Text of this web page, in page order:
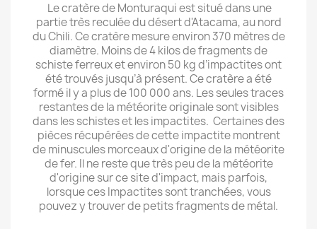
Le cratère de Monturaqui est situé dans une
partie très reculée du désert d'Atacama, au nord
du Chili. Ce cratère mesure environ 370 mètres de
diamètre. Moins de 4 kilos de fragments de
schiste ferreux et environ 50 kg d’impactites ont
été trouvés jusqu’à présent. Ce cratère a été
formé il y a plus de 100 000 ans. Les seules traces
restantes de la météorite originale sont visibles
dans les schistes et les impactites. Certaines des
pièces récupérées de cette impactite montrent
de minuscules morceaux d'origine de la météorite
de fer. Il ne reste que très peu de la météorite
d'origine sur ce site d'impact, mais parfois,
lorsque ces Impactites sont tranchées, vous
pouvez y trouver de petits fragments de métal.